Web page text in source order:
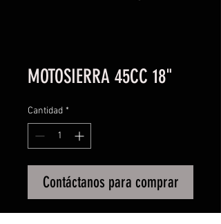
MOTOSIERRA 45CC 18"
Cantidad *
Contáctanos para comprar